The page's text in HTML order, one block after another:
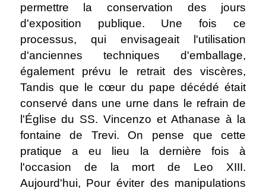
permettre la conservation des jours
d'exposition publique. Une fois ce
processus, qui envisageait l'utilisation
d'anciennes techniques d'emballage,
également prévu le retrait des viscères,
Tandis que le cœur du pape décédé était
conservé dans une urne dans le refrain de
l'Église du SS. Vincenzo et Athanase à la
fontaine de Trevi. On pense que cette
pratique a eu lieu la dernière fois à
l'occasion de la mort de Leo XIII.
Aujourd'hui, Pour éviter des manipulations